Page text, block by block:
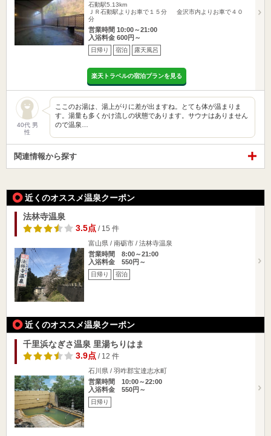
石動駅5.13km
ＪＲ石動駅よりお車で１５分 金沢市内よりお車で４０
分
営業時間 10:00～21:00
入浴料金 600円～
日帰り 宿泊 露天風呂
楽天トラベルの宿泊プランを見る
40代 男
性
ここのお湯は、湯上がりに差が出ますね。とても体が温まりま
す。湯量も多くかけ流しの状態であります。サウナはありません
ので温泉…
関連情報から探す
近くのオススメ温泉クーポン
法林寺温泉
3.5点/ 15 件
富山県 / 南砺市 / 法林寺温泉
営業時間 8:00～21:00
入浴料金 550円～
日帰り 宿泊
近くのオススメ温泉クーポン
千里浜なぎさ温泉 里湯ちりはま
3.9点/ 12 件
石川県 / 羽咋郡宝達志水町
営業時間 10:00～22:00
入浴料金 550円～
日帰り